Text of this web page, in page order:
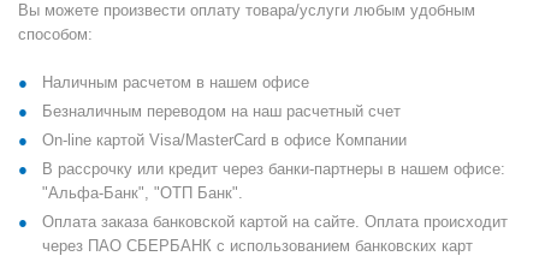
Вы можете произвести оплату товара/услуги любым удобным
способом:
Наличным расчетом в нашем офисе
Безналичным переводом на наш расчетный счет
On-line картой Visa/MasterCard в офисе Компании
В рассрочку или кредит через банки-партнеры в нашем офисе:
"Альфа-Банк", "ОТП Банк".
Оплата заказа банковской картой на сайте. Оплата происходит
через ПАО СБЕРБАНК с использованием банковских карт